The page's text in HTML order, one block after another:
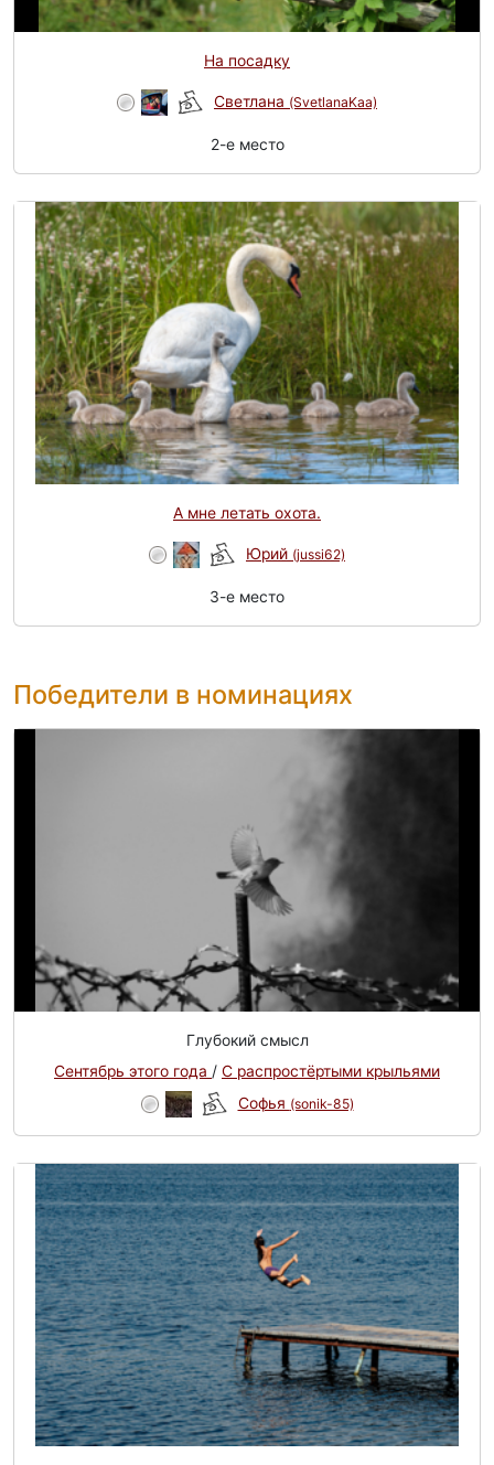
На посадку
Светлана (SvetlanaKaa)
2-e место
А мне летать охота.
Юрий (jussi62)
3-e место
Победители в номинациях
Глубокий смысл
Сентябрь этого года / С распростёртыми крыльями
Софья (sonik-85)